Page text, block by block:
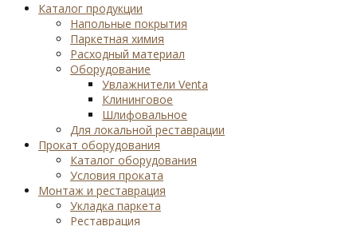
Каталог продукции
Напольные покрытия
Паркетная химия
Расходный материал
Оборудование
Увлажнители Venta
Клининговое
Шлифовальное
Для локальной реставрации
Прокат оборудования
Каталог оборудования
Условия проката
Монтаж и реставрация
Укладка паркета
Реставрация